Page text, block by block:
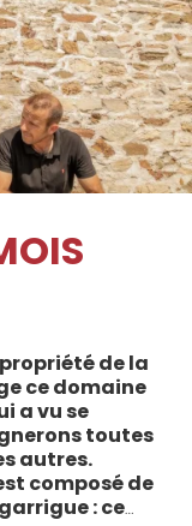
de la
ce domaine
a vu se
toutes
autres.
composé de
: ce